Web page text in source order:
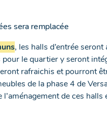
sera remplacée
, les halls d’entrée
le quartier y seront
rafraichis et pourront
de la phase 4 de
de ces halls